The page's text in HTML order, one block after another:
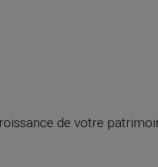
de votre